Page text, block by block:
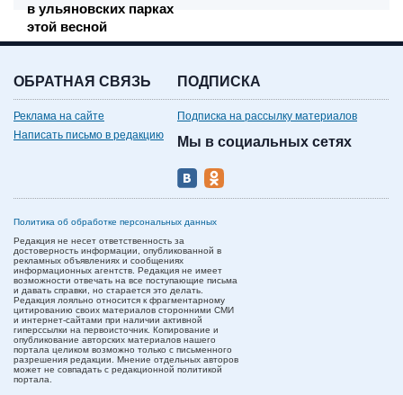
в ульяновских парках
этой весной
ОБРАТНАЯ СВЯЗЬ
Реклама на сайте
Написать письмо в редакцию
ПОДПИСКА
Подписка на рассылку материалов
Мы в социальных сетях
Политика об обработке персональных данных
Редакция не несет ответственность за
достоверность информации, опубликованной в
рекламных объявлениях и сообщениях
информационных агентств. Редакция не имеет
возможности отвечать на все поступающие письма
и давать справки, но старается это делать.
Редакция лояльно относится к фрагментарному
цитированию своих материалов сторонними СМИ
и интернет-сайтами при наличии активной
гиперссылки на первоисточник. Копирование и
опубликование авторских материалов нашего
портала целиком возможно только с письменного
разрешения редакции. Мнение отдельных авторов
может не совпадать с редакционной политикой
портала.